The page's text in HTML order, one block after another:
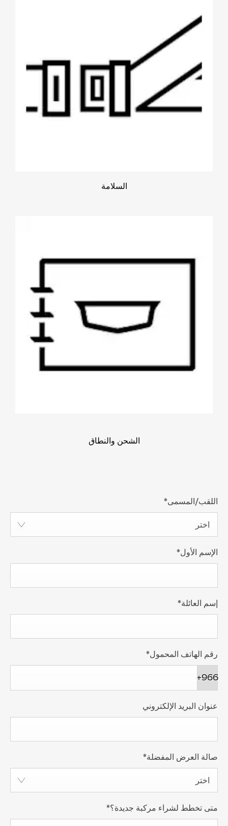
السلامة
الشحن والنطاق
اللقب/المسمى*
اختر
الإسم الأول*
إسم العائلة*
رقم الهاتف المحمول*
+966
عنوان البريد الإلكتروني
صالة العرض المفضلة*
اختر
متى تخطط لشراء مركبة جديدة؟*